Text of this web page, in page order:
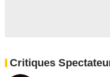
Critiques